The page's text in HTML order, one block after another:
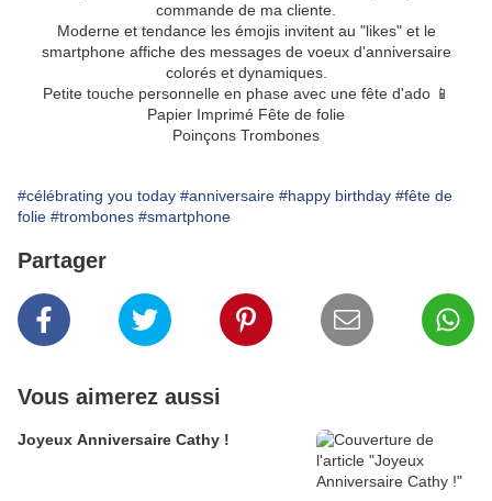
commande de ma cliente.
Moderne et tendance les émojis invitent au "likes" et le
smartphone affiche des messages de voeux d'anniversaire
colorés et dynamiques.
Petite touche personnelle en phase avec une fête d'ado 📱
Papier Imprimé Fête de folie
Poinçons Trombones
#célébrating you today #anniversaire #happy birthday #fête de
folie #trombones #smartphone
Partager
Vous aimerez aussi
Joyeux Anniversaire Cathy !